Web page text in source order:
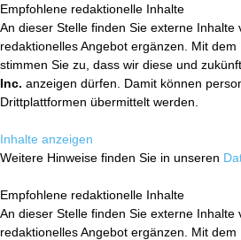
Empfohlene redaktionelle Inhalte
An dieser Stelle finden Sie externe Inhalte
redaktionelles Angebot ergänzen. Mit
stimmen Sie zu, dass wir diese und
Inc. anzeigen dürfen. Damit können
Drittplattformen übermittelt werden.
Inhalte anzeigen
Weitere Hinweise finden Sie in unseren
Empfohlene redaktionelle Inhalte
An dieser Stelle finden Sie externe Inhalte
redaktionelles Angebot ergänzen. Mit